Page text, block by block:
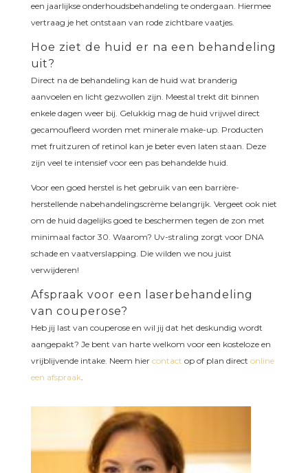
een jaarlijkse onderhoudsbehandeling te ondergaan. Hiermee
vertraag je het ontstaan van rode zichtbare vaatjes.
Hoe ziet de huid er na een behandeling
uit?
Direct na de behandeling kan de huid wat branderig
aanvoelen en licht gezwollen zijn. Meestal trekt dit binnen
enkele dagen weer bij. Gelukkig mag de huid vrijwel direct
gecamoufleerd worden met minerale make-up. Producten
met fruitzuren of retinol kan je beter even laten staan. Deze
zijn veel te intensief voor een pas behandelde huid.
Voor een goed herstel is het gebruik van een barrière-
herstellende nabehandelingscrème belangrijk. Vergeet ook niet
om de huid dagelijks goed te beschermen tegen de zon met
minimaal factor 30. Waarom? Uv-straling zorgt voor DNA
schade en vaatverslapping. Die wilden we nou juist
verwijderen!
Afspraak voor een laserbehandeling
van couperose?
Heb jij last van couperose en wil jij dat het deskundig wordt
aangepakt? Je bent van harte welkom voor een kosteloze en
vrijblijvende intake. Neem hier contact op of plan direct online
een afspraak.